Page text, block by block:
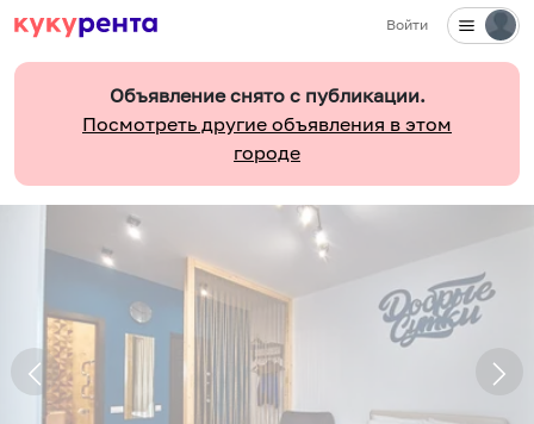
Войти
Объявление снято с публикации.
Посмотреть другие объявления в этом
городе